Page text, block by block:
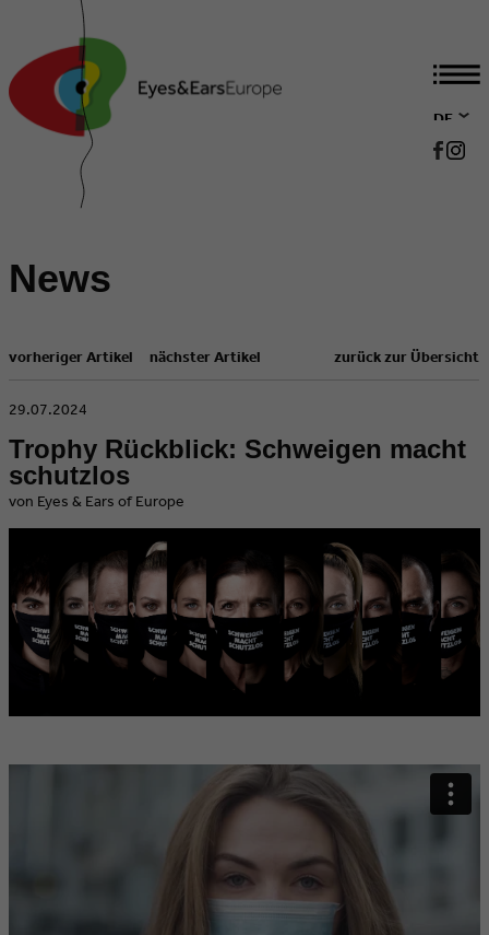
DE
EN
News
vorheriger Artikel zurück zur Übersicht
nächster Artikel
​29.07.2024
Trophy Rückblick: Schweigen macht
schutzlos
von Eyes & Ears of Europe